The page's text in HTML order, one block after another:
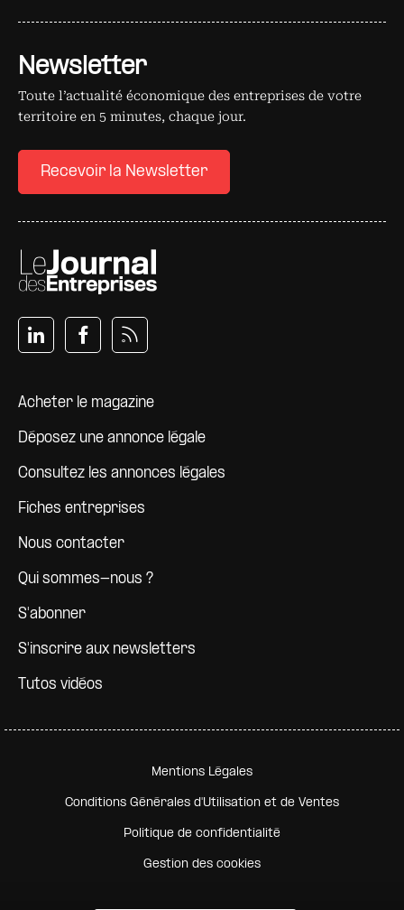
Newsletter
Toute l’actualité économique des entreprises de votre
territoire en 5 minutes, chaque jour.
Recevoir la Newsletter
Pied de page
Acheter le magazine
Déposez une annonce légale
Consultez les annonces légales
Fiches entreprises
Nous contacter
Qui sommes-nous ?
S'abonner
S'inscrire aux newsletters
Tutos vidéos
Pied de page secondaire
Mentions Légales
Conditions Générales d'Utilisation et de Ventes
Politique de confidentialité
Gestion des cookies